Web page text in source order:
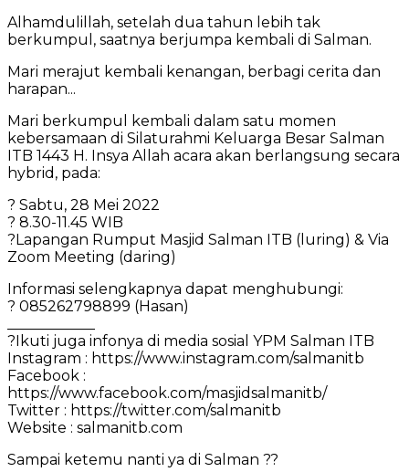
Alhamdulillah, setelah dua tahun lebih tak
berkumpul, saatnya berjumpa kembali di Salman.
Mari merajut kembali kenangan, berbagi cerita dan
harapan...
Mari berkumpul kembali dalam satu momen
kebersamaan di Silaturahmi Keluarga Besar Salman
ITB 1443 H. Insya Allah acara akan berlangsung secara
hybrid, pada:
? Sabtu, 28 Mei 2022
? 8.30-11.45 WIB
?Lapangan Rumput Masjid Salman ITB (luring) & Via
Zoom Meeting (daring)
Informasi selengkapnya dapat menghubungi:
? 085262798899 (Hasan)
?Ikuti juga infonya di media sosial YPM Salman ITB
Instagram : https://www.instagram.com/salmanitb
Facebook :
https://www.facebook.com/masjidsalmanitb/
Twitter : https://twitter.com/salmanitb
Website : salmanitb.com
Sampai ketemu nanti ya di Salman ??